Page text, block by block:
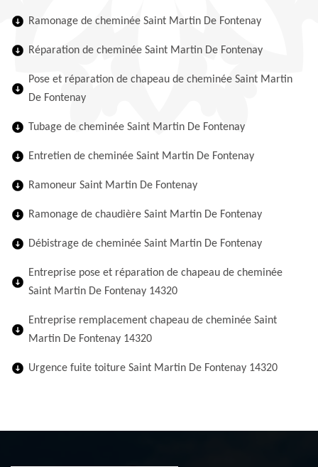
Ramonage de cheminée Saint Martin De Fontenay
Réparation de cheminée Saint Martin De Fontenay
Pose et réparation de chapeau de cheminée Saint Martin
De Fontenay
Tubage de cheminée Saint Martin De Fontenay
Entretien de cheminée Saint Martin De Fontenay
Ramoneur Saint Martin De Fontenay
Ramonage de chaudière Saint Martin De Fontenay
Débistrage de cheminée Saint Martin De Fontenay
Entreprise pose et réparation de chapeau de cheminée
Saint Martin De Fontenay 14320
Entreprise remplacement chapeau de cheminée Saint
Martin De Fontenay 14320
Urgence fuite toiture Saint Martin De Fontenay 14320